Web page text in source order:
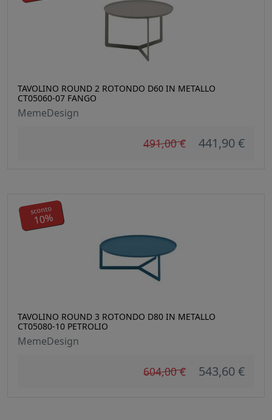
TAVOLINO ROUND 2 ROTONDO D60 IN METALLO
CT05060-07 FANGO
MemeDesign
491,00 € 441,90 €
TAVOLINO ROUND 3 ROTONDO D80 IN METALLO
CT05080-10 PETROLIO
MemeDesign
604,00 € 543,60 €
sconto
10%